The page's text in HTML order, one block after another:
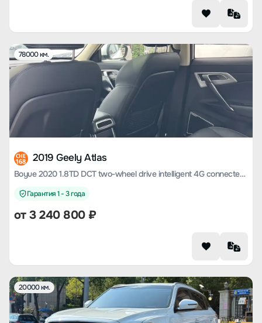
78000 км.
CHE
168 2019 Geely Atlas
Boyue 2020 1.8TD DCT two-wheel drive intelligent 4G connected version
Гарантия 1 - 3 года
от3 240 800₽
20000 км.